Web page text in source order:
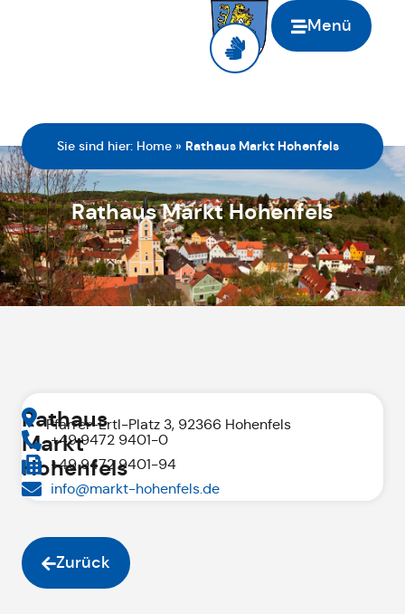
Menü
Sie sind hier: Home » Rathaus Markt Hohenfels
Rathaus Markt Hohenfels
Rathaus
Markt
Hohenfels
Pfarrer-Ertl-Platz 3, 92366 Hohenfels
+49 9472 9401-0
+49 9472 9401-94
info@markt-hohenfels.de
Zurück